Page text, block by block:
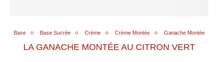
Base Base Sucrée Crème Crème Montée Ganache Montée
LA GANACHE MONTÉE AU CITRON VERT